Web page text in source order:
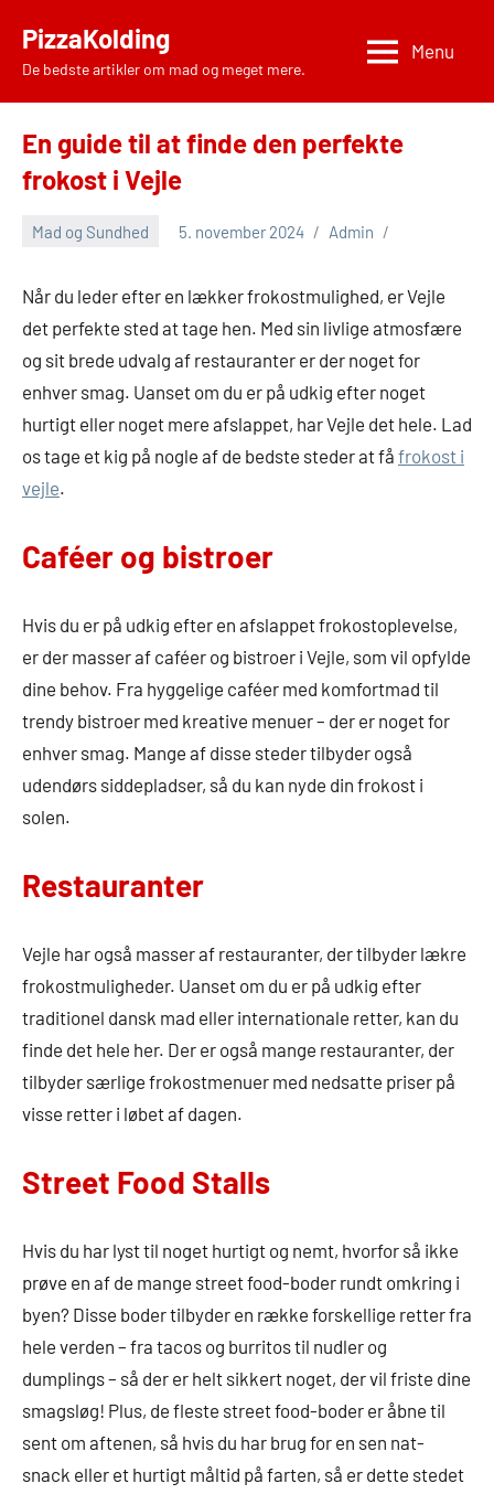
indhold
PizzaKolding
De bedste artikler om mad og meget mere.
Menu
En guide til at finde den perfekte
frokost i Vejle
Mad og Sundhed 5. november 2024 Admin
Når du leder efter en lækker frokostmulighed, er Vejle
det perfekte sted at tage hen. Med sin livlige atmosfære
og sit brede udvalg af restauranter er der noget for
enhver smag. Uanset om du er på udkig efter noget
hurtigt eller noget mere afslappet, har Vejle det hele. Lad
os tage et kig på nogle af de bedste steder at få frokost i
vejle.
Caféer og bistroer
Hvis du er på udkig efter en afslappet frokostoplevelse,
er der masser af caféer og bistroer i Vejle, som vil opfylde
dine behov. Fra hyggelige caféer med komfortmad til
trendy bistroer med kreative menuer – der er noget for
enhver smag. Mange af disse steder tilbyder også
udendørs siddepladser, så du kan nyde din frokost i
solen.
Restauranter
Vejle har også masser af restauranter, der tilbyder lækre
frokostmuligheder. Uanset om du er på udkig efter
traditionel dansk mad eller internationale retter, kan du
finde det hele her. Der er også mange restauranter, der
tilbyder særlige frokostmenuer med nedsatte priser på
visse retter i løbet af dagen.
Street Food Stalls
Hvis du har lyst til noget hurtigt og nemt, hvorfor så ikke
prøve en af de mange street food-boder rundt omkring i
byen? Disse boder tilbyder en række forskellige retter fra
hele verden – fra tacos og burritos til nudler og
dumplings – så der er helt sikkert noget, der vil friste dine
smagsløg! Plus, de fleste street food-boder er åbne til
sent om aftenen, så hvis du har brug for en sen nat-
snack eller et hurtigt måltid på farten, så er dette stedet